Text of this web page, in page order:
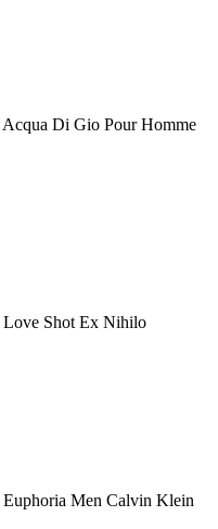
Acqua Di Gio Pour Homme
Love Shot Ex Nihilo
Euphoria Men Calvin Klein